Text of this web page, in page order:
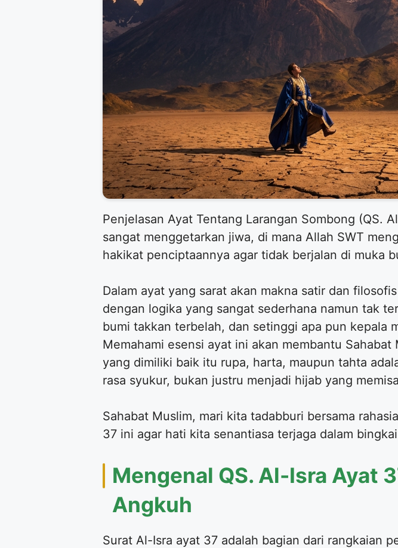
Penjelasan Ayat Tentang Larangan Sombong (QS.
sangat menggetarkan jiwa, di mana Allah SWT
hakikat penciptaannya agar tidak berjalan di muka
Dalam ayat yang sarat akan makna satir dan
dengan logika yang sangat sederhana namun tak
bumi takkan terbelah, dan setinggi apa pun kepala
Memahami esensi ayat ini akan membantu
yang dimiliki baik itu rupa, harta, maupun tahta
rasa syukur, bukan justru menjadi hijab yang
Sahabat Muslim, mari kita tadabburi bersama
37 ini agar hati kita senantiasa terjaga dalam
Mengenal QS. Al-Isra Ayat
Angkuh
Surat Al-Isra ayat 37 adalah bagian dari rangkaian